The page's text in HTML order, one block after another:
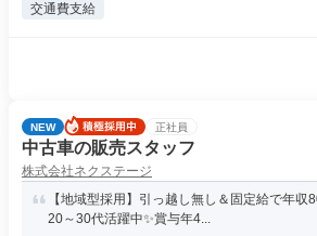
交通費支給
NEW 正社員
中古車の販売スタッフ
株式会社ネクステージ
【地域型採用】引っ越し無し＆固定給で年収
20～30代活躍中✨賞与年4...